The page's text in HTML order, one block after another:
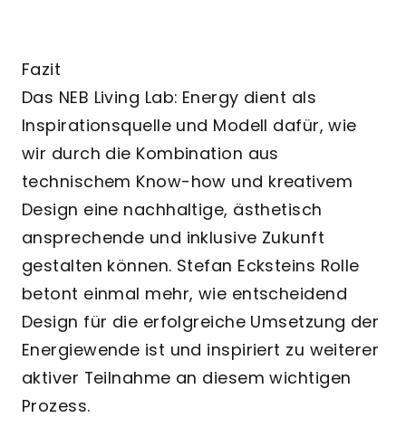
Fazit
Das NEB Living Lab: Energy dient als
Inspirationsquelle und Modell dafür, wie
wir durch die Kombination aus
technischem Know-how und kreativem
Design eine nachhaltige, ästhetisch
ansprechende und inklusive Zukunft
gestalten können. Stefan Ecksteins Rolle
betont einmal mehr, wie entscheidend
Design für die erfolgreiche Umsetzung der
Energiewende ist und inspiriert zu weiterer
aktiver Teilnahme an diesem wichtigen
Prozess.